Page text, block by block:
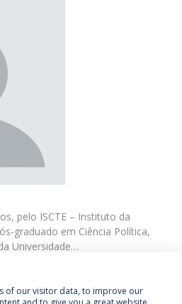
pelo ISCTE – Instituto da
graduado em Ciência Política,
Universidade…
of our visitor data, to improve our